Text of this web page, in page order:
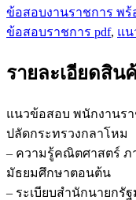
ข้อสอบงานราชการ พร้
ข้อสอบราชการ pdf, แน
รายละเอียดสิน
แนวข้อสอบ พนักงานร
ปลัดกระทรวงกลาโหม
– ความรู้คณิตศาสตร์ ภ
มัธยมศึกษาตอนต้น
– ระเบียบสำนักนายกรั